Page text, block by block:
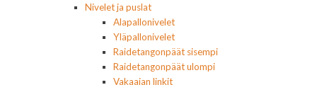
Nivelet ja puslat
Alapallonivelet
Yläpallonivelet
Raidetangonpäät sisempi
Raidetangonpäät ulompi
Vakaajan linkit